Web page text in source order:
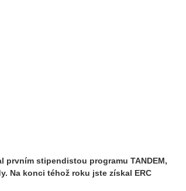
stipendistou programu TANDEM,
Na konci téhož roku jste získal ERC